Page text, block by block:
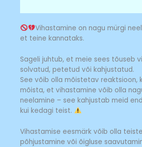
Vihastamine on nagu mürgi
et teine kannataks.
Sageli juhtub, et meie sees tõuseb
solvatud, petetud või kahjustatud.
See võib olla mõistetav reaktsioon,
mõista, et vihastamine võib olla
neelamine – see kahjustab meid
kui kedagi teist.
Vihastamise eesmärk võib olla
põhjustamine või õigluse